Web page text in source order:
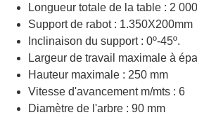
Longueur totale de la table : 2
Support de rabot : 1.350X200mm
Inclinaison du support : 0º-45º.
Largeur de travail maximale à
Hauteur maximale : 250 mm
Vitesse d'avancement m/mts : 6
Diamètre de l'arbre : 90 mm